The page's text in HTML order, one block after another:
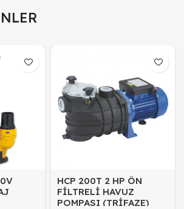
HCP 200T 2 HP ÖN
FİLTRELİ HAVUZ
POMPASI (TRİFAZE)